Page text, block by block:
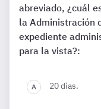
abreviado, ¿cuál
la Administración
expediente
para la vista?:
20 días.